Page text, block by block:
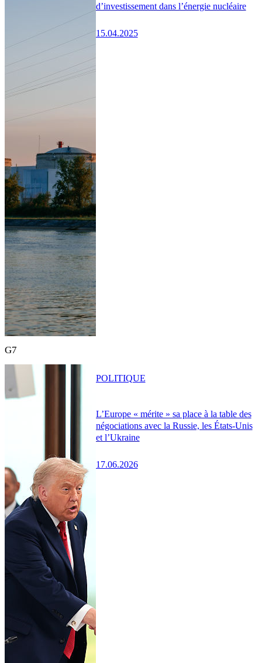
d’investissement dans l’énergie nucléaire
15.04.2025
G7
L’Europe « mérite » sa place à la table des
négociations avec la Russie, les États-Unis
et l’Ukraine
17.06.2026
POLITIQUE